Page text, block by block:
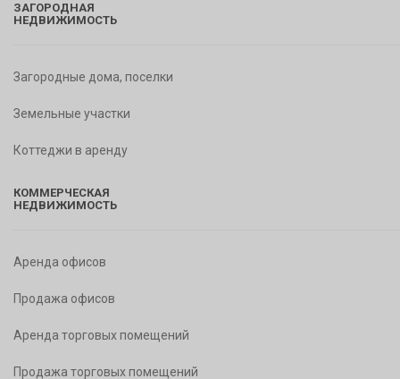
ЗАГОРОДНАЯ
НЕДВИЖИМОСТЬ
Загородные дома, поселки
Земельные участки
Коттеджи в аренду
КОММЕРЧЕСКАЯ
НЕДВИЖИМОСТЬ
Аренда офисов
Продажа офисов
Аренда торговых помещений
Продажа торговых помещений